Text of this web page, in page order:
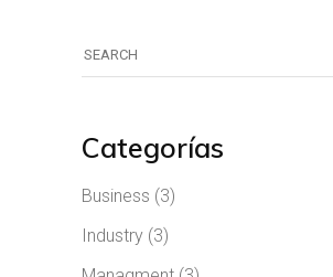
Categorías
Business (3)
Industry (3)